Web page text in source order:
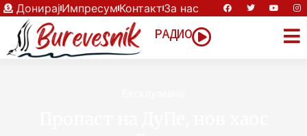
ДонирајИмпресумКонтактЗа нас
РАДИО